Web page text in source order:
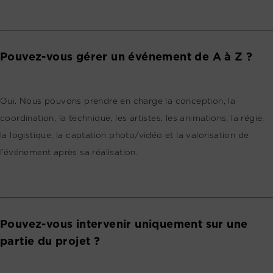
Pouvez-vous gérer un événement de A à Z ?
Oui. Nous pouvons prendre en charge la conception, la
coordination, la technique, les artistes, les animations, la régie,
la logistique, la captation photo/vidéo et la valorisation de
l’événement après sa réalisation.
Pouvez-vous intervenir uniquement sur une
partie du projet ?